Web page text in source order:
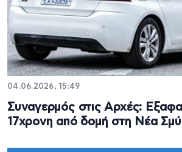
04.06.2026, 15:49
Συναγερμός στις Αρχές:
17χρονη από δομή στη Νέα